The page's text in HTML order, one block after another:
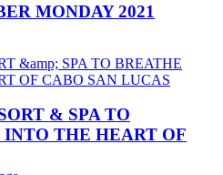
MONDAY 2021
& SPA TO
THE HEART OF